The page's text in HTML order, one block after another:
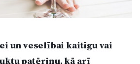
un veselībai kaitīgu vai
patēriņu, kā arī